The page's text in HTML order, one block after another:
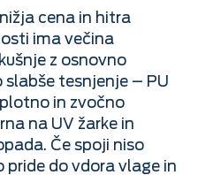
cena in hitra
ima večina
z osnovno
tesnjenje – PU
in zvočno
na UV žarke in
Če spoji niso
pride do vdora vlage in